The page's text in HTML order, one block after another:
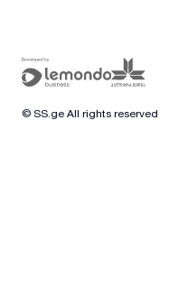
© SS.ge All rights reserved